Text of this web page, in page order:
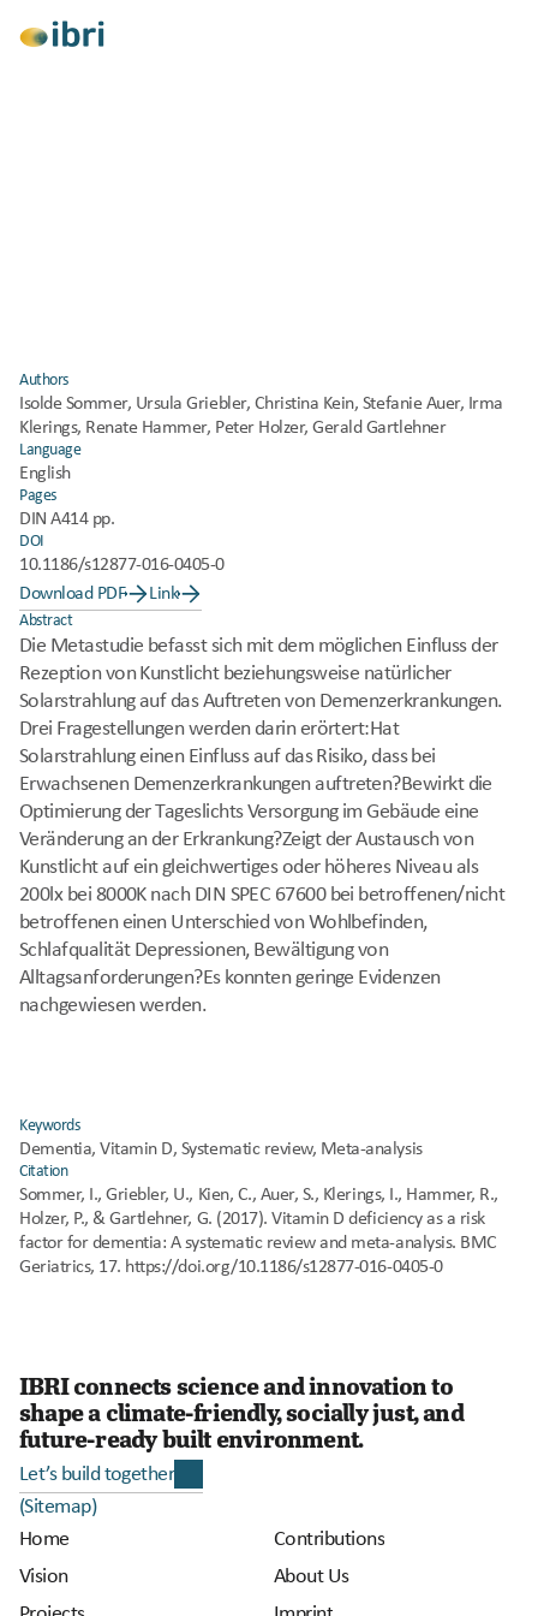
Authors
Isolde Sommer, Ursula Griebler, Christina Kein, Stefanie Auer, Irma
Klerings, Renate Hammer, Peter Holzer, Gerald Gartlehner
Language
English
Pages
DIN A414 pp.
DOI
10.1186/s12877-016-0405-0
Download PDF
Link
Abstract
Die Metastudie befasst sich mit dem möglichen Einfluss der
Rezeption von Kunstlicht beziehungsweise natürlicher
Solarstrahlung auf das Auftreten von Demenzerkrankungen.
Drei Fragestellungen werden darin erörtert:Hat
Solarstrahlung einen Einfluss auf das Risiko, dass bei
Erwachsenen Demenzerkrankungen auftreten?Bewirkt die
Optimierung der Tageslichts Versorgung im Gebäude eine
Veränderung an der Erkrankung?Zeigt der Austausch von
Kunstlicht auf ein gleichwertiges oder höheres Niveau als
200lx bei 8000K nach DIN SPEC 67600 bei betroffenen/nicht
betroffenen einen Unterschied von Wohlbefinden,
Schlafqualität Depressionen, Bewältigung von
Alltagsanforderungen?Es konnten geringe Evidenzen
nachgewiesen werden.
Keywords
Dementia, Vitamin D, Systematic review, Meta-analysis
Citation
Sommer, I., Griebler, U., Kien, C., Auer, S., Klerings, I., Hammer, R.,
Holzer, P., & Gartlehner, G. (2017). Vitamin D deficiency as a risk
factor for dementia: A systematic review and meta-analysis. BMC
Geriatrics, 17. https://doi.org/10.1186/s12877-016-0405-0
IBRI connects science and innovation to
shape a climate-friendly, socially just, and
future-ready built environment.
Let’s build together
(Sitemap)
Home
Vision
Contributions
About Us